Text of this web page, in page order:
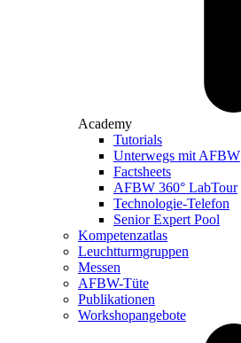
Academy
Tutorials
Unterwegs mit AFBW
Factsheets
AFBW 360° LabTour
Technologie-Telefon
Senior Expert Pool
Kompetenzatlas
Leuchtturm­gruppen
Messen
AFBW-Tüte
Publikationen
Workshopangebote